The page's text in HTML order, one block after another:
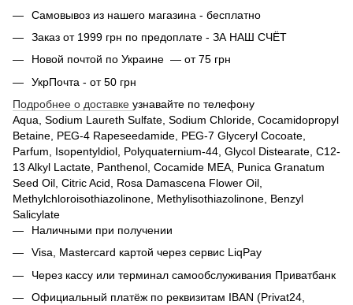
Самовывоз из нашего магазина - бесплатно
Заказ от 1999 грн по предоплате - ЗА НАШ СЧЁТ
Новой почтой по Украине — от 75 грн
УкрПочта - от 50 грн
Подробнее о доставке узнавайте по телефону
Aqua, Sodium Laureth Sulfate, Sodium Chloride, Cocamidopropyl
Betaine, PEG-4 Rapeseedamide, PEG-7 Glyceryl Cocoate,
Parfum, Isopentyldiol, Polyquaternium-44, Glycol Distearate, C12-
13 Alkyl Lactate, Panthenol, Cocamide MEA, Punica Granatum
Seed Oil, Citric Acid, Rosa Damascena Flower Oil,
Methylchloroisothiazolinone, Methylisothiazolinone, Benzyl
Salicylate
Наличными при получении
Visa, Mastercard картой через сервис LiqPay
Через кассу или терминал самообслуживания Приватбанк
Официальный платёж по реквизитам IBAN (Privat24,